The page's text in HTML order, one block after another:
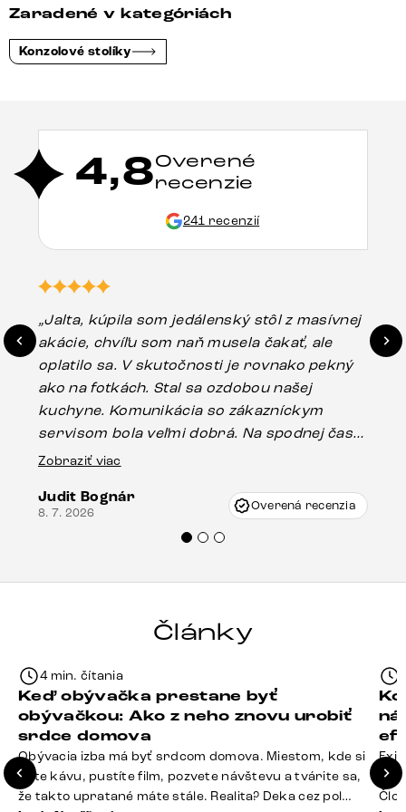
Zaradené v kategóriách
Konzolové stolíky
4,8Overené
recenzie
241 recenzií
„Jalta, kúpila som jedálenský stôl z masívnej
akácie, chvíľu som naň musela čakať, ale
oplatilo sa. V skutočnosti je rovnako pekný
ako na fotkách. Stal sa ozdobou našej
kuchyne. Komunikácia so zákazníckym
servisom bola veľmi dobrá. Na spodnej časti
stola bolo malé poškodenie, pravdepodobne
Vincze pri riešení mojej záležitosti pristúpili
veľmi korektne. Odporúčam produkty Delife
Zobraziť viac
Judit Bognár
8. 7. 2026 Overená recenzia
Články
4 min. čítania
Keď obývačka prestane byť
obývačkou: Ako z neho znovu urobiť
srdce domova
Obývacia izba má byť srdcom domova. Miestom, kde si
dáte kávu, pustíte film, pozvete návštevu a tvárite sa,
že takto upratané máte stále. Realita? Deka cez pol